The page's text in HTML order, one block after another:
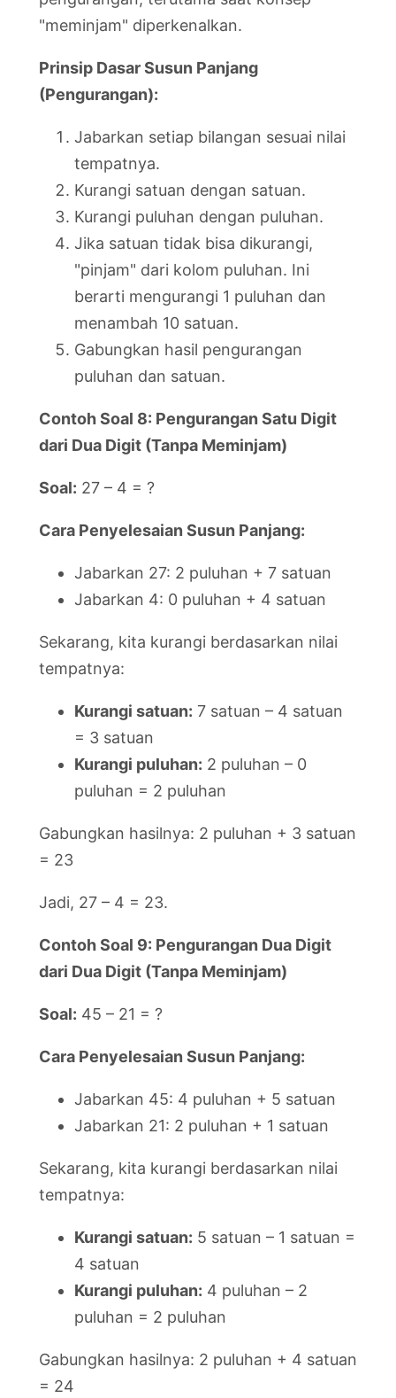
"meminjam" diperkenalkan.
Prinsip Dasar Susun Panjang
(Pengurangan):
Jabarkan setiap bilangan sesuai nilai
tempatnya.
Kurangi satuan dengan satuan.
Kurangi puluhan dengan puluhan.
Jika satuan tidak bisa dikurangi,
"pinjam" dari kolom puluhan. Ini
berarti mengurangi 1 puluhan dan
menambah 10 satuan.
Gabungkan hasil pengurangan
puluhan dan satuan.
Contoh Soal 8: Pengurangan Satu Digit
dari Dua Digit (Tanpa Meminjam)
Soal: 27 – 4 = ?
Cara Penyelesaian Susun Panjang:
Jabarkan 27: 2 puluhan + 7 satuan
Jabarkan 4: 0 puluhan + 4 satuan
Sekarang, kita kurangi berdasarkan nilai
tempatnya:
Kurangi satuan: 7 satuan – 4 satuan
= 3 satuan
Kurangi puluhan: 2 puluhan – 0
puluhan = 2 puluhan
Gabungkan hasilnya: 2 puluhan + 3 satuan
= 23
Jadi, 27 – 4 = 23.
Contoh Soal 9: Pengurangan Dua Digit
dari Dua Digit (Tanpa Meminjam)
Soal: 45 – 21 = ?
Cara Penyelesaian Susun Panjang:
Jabarkan 45: 4 puluhan + 5 satuan
Jabarkan 21: 2 puluhan + 1 satuan
Sekarang, kita kurangi berdasarkan nilai
tempatnya:
Kurangi satuan: 5 satuan – 1 satuan =
4 satuan
Kurangi puluhan: 4 puluhan – 2
puluhan = 2 puluhan
Gabungkan hasilnya: 2 puluhan + 4 satuan
= 24